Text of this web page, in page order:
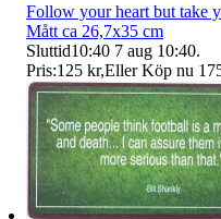
Follow your heart but take
Mått ca 26,7x35 cm
Sluttid10:40 7 aug 10:40.
Pris:125 kr,Eller Köp nu